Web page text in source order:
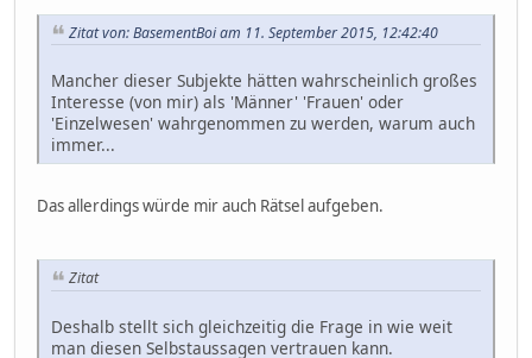
Zitat von: BasementBoi am 11. September 2015, 12:42:40
Mancher dieser Subjekte hätten wahrscheinlich großes
Interesse (von mir) als 'Männer' 'Frauen' oder
'Einzelwesen' wahrgenommen zu werden, warum auch
immer...
Das allerdings würde mir auch Rätsel aufgeben.
Zitat
Deshalb stellt sich gleichzeitig die Frage in wie weit
man diesen Selbstaussagen vertrauen kann.